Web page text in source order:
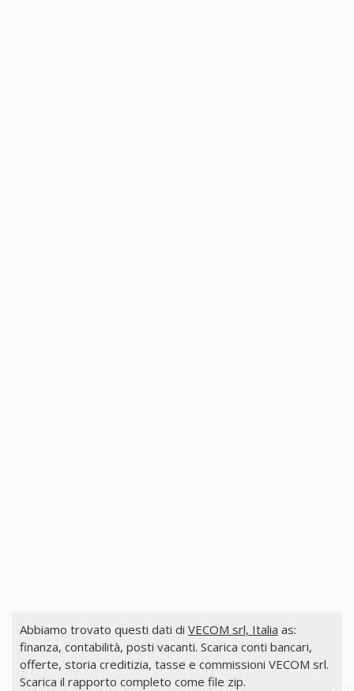
Abbiamo trovato questi dati di VECOM srl, Italia as:
finanza, contabilità, posti vacanti. Scarica conti bancari,
offerte, storia creditizia, tasse e commissioni VECOM srl.
Scarica il rapporto completo come file zip.